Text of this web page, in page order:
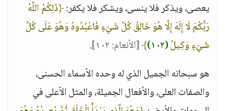
يعصى، ويذكر فلا ينسى، ويشكر فلا يكفر:﴿ذَلِكُمُ اللَّهُ
رَبُّكُمْ لَا إِلَهَ إِلَّا هُوَ خَالِقُ كُلِّ شَيْءٍ فَاعْبُدُوهُ وَهُوَ عَلَى كُلِّ
شَيْءٍ وَكِيلٌ(١٠٢) ﴾[الأنعام: ١٠٢]
.
هو سبحانه الجميل الذي له وحده الأسماء الحسنى،
والصفات العلى، والأفعال الجميلة، والمثل الأعلى في